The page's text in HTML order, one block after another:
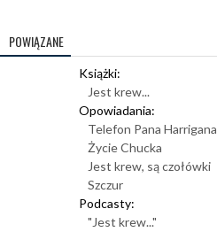
POWIĄZANE
Książki:
Jest krew...
Opowiadania:
Telefon Pana Harrigana
Życie Chucka
Jest krew, są czołówki
Szczur
Podcasty:
"Jest krew..."